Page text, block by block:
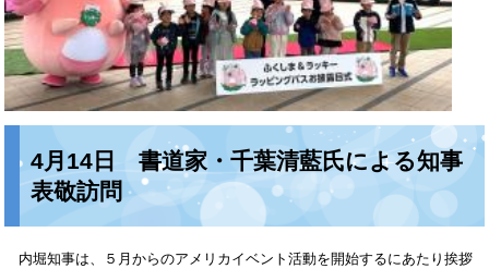
4月14日 書道家・千葉清藍氏による知事
表敬訪問
内堀知事は、５月からのアメリカイベント活動を開始するにあたり挨拶